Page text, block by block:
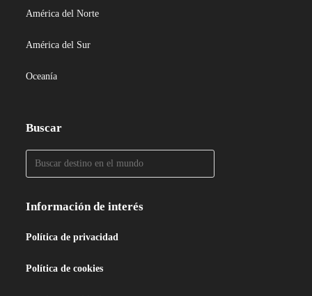
América del Norte
América del Sur
Oceanía
Buscar
Información de interés
Política de privacidad
Política de cookies